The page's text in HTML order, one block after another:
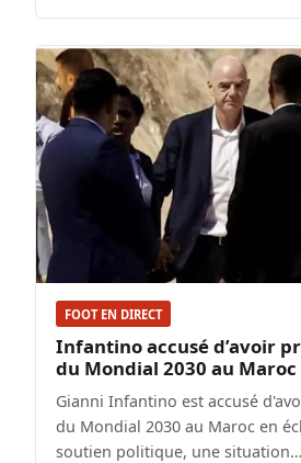
FOOT EN DIRECT
Infantino accusé d’avoir
du Mondial 2030 au Maroc
Gianni Infantino est accusé
du Mondial 2030 au Maroc en
soutien politique, une situation…